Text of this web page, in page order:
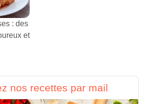
: des
et
nos recettes par mail